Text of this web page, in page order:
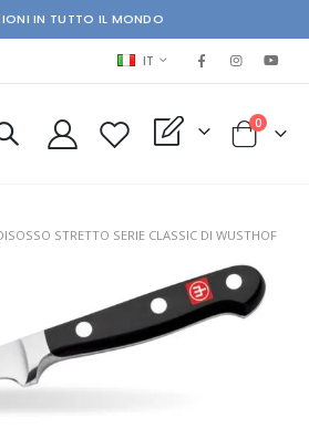
IN TUTTO IL MONDO
LINGUA
IT
My Quote Cart
0elementi
STRETTO SERIE CLASSIC DI WUSTHOF